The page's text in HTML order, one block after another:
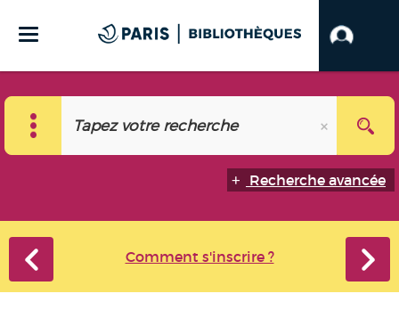
Recherche avancée
Comment s'inscrire ?